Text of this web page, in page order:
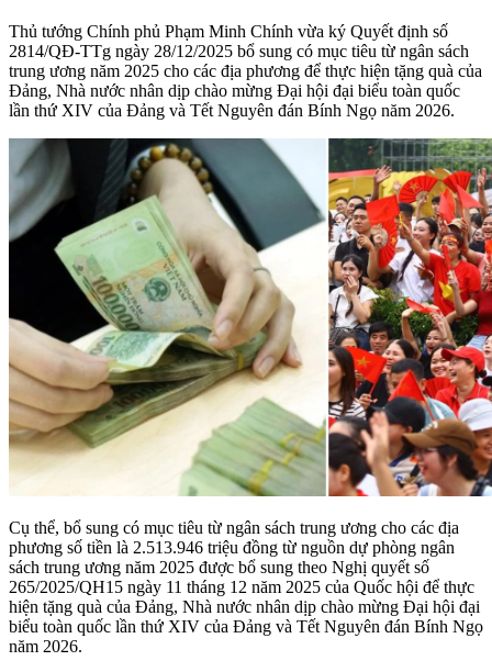
Thủ tướng Chính phủ Phạm Minh Chính vừa ký Quyết định số
2814/QĐ-TTg ngày 28/12/2025 bổ sung có mục tiêu từ ngân sách
trung ương năm 2025 cho các địa phương để thực hiện tặng quà của
Đảng, Nhà nước nhân dịp chào mừng Đại hội đại biểu toàn quốc
lần thứ XIV của Đảng và Tết Nguyên đán Bính Ngọ năm 2026.
Cụ thể, bổ sung có mục tiêu từ ngân sách trung ương cho các địa
phương số tiền là 2.513.946 triệu đồng từ nguồn dự phòng ngân
sách trung ương năm 2025 được bổ sung theo Nghị quyết số
265/2025/QH15 ngày 11 tháng 12 năm 2025 của Quốc hội để thực
hiện tặng quà của Đảng, Nhà nước nhân dịp chào mừng Đại hội đại
biểu toàn quốc lần thứ XIV của Đảng và Tết Nguyên đán Bính Ngọ
năm 2026.